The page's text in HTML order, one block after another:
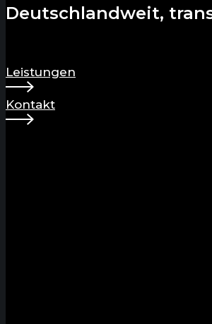
Deutschlandweit,
Leistungen
Kontakt